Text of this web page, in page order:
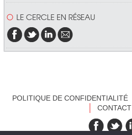
LE CERCLE EN RÉSEAU
POLITIQUE DE CONFIDENTIALITÉ
CONTACT